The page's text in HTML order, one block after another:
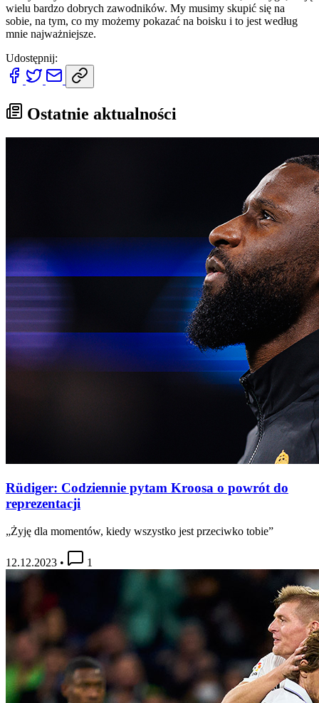
wielu bardzo dobrych zawodników. My musimy skupić się na
sobie, na tym, co my możemy pokazać na boisku i to jest według
mnie najważniejsze.
Udostępnij:
Ostatnie aktualności
Rüdiger: Codziennie pytam Kroosa o powrót do
reprezentacji
„Żyję dla momentów, kiedy wszystko jest przeciwko tobie”
12.12.2023 • 1